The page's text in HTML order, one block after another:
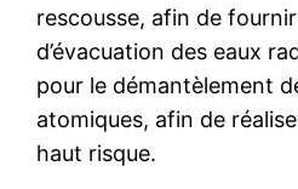
rescousse, afin de
d’évacuation des eaux
pour le démantèlement
atomiques, afin de
haut risque.